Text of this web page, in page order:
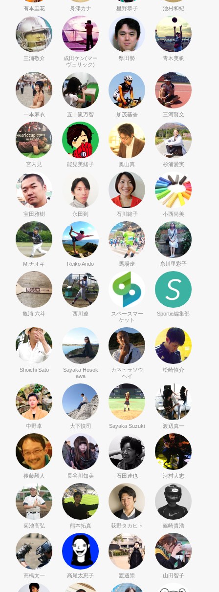
有本圭花 舟津カナ 星野恭子 池村和紀
三浦敬介
成田ケン(マー
ヴェリック)
県田勢 青木美帆
一本麻衣 五十嵐万智 加茂基香 三河賢文
宮内見 能見美緒子 奥山真 杉浦愛実
宝田雅樹 永田到 石川範子 小西尚美
M.ナオキ Reiko Ando 馬場遼 糸川里彩子
亀浦 六斗 西川遼
スペースマー
ケット
Sportie編集部
Shoichi Sato
Sayaka Hosok
awa
カネヒラソウ
ヘイ
松崎慎介
中野卓 大下慎司 Sayaka Suzuki 渡辺真一
後藤毅人 長谷川知美 石田達也 河村大志
菊池高弘 熊本拓真 荻野タカヒト 篠崎貴浩
高橋太一 高尾太恵子 渡邊崇 山田智子